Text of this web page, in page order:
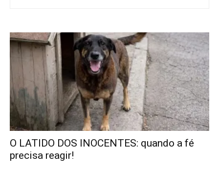
O LATIDO DOS INOCENTES: quando a fé
precisa reagir!